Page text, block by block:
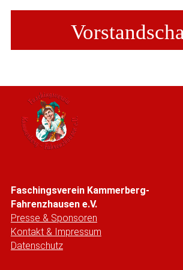
Faschingsverein Kammerberg-
Fahrenzhausen e.V.
Presse & Sponsoren
Kontakt & Impressum
Datenschutz